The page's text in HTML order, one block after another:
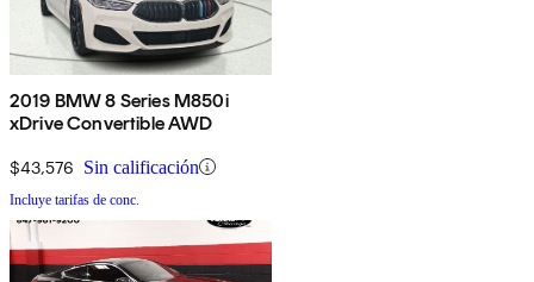
2019 BMW 8 Series M850i
xDrive Convertible AWD
$43,576 Sin calificación
Incluye tarifas de conc.